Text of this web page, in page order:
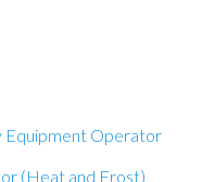
Equipment Operator
(Heat and Frost)